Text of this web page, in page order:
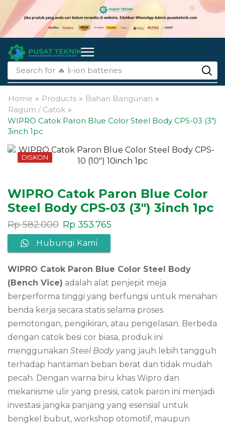
Search for 🔥 li-ion batteries
Home » Products » Bahan Bangunan »
Ragum / Catok »
WIPRO Catok Paron Blue Color Steel Body CPS-03 (3″)
3inch 1pc
DISKON
WIPRO Catok Paron Blue Color
Steel Body CPS-03 (3″) 3inch 1pc
Rp582.000 Rp 353.765
Hubungi Kami
WIPRO Catok Paron Blue Color Steel Body
(Bench Vice) adalah alat penjepit meja
berperforma tinggi yang berfungsi untuk menahan
benda kerja secara statis selama proses
pemotongan, pengikiran, atau pengelasan. Berbeda
dengan catok besi cor biasa, produk ini
menggunakan Steel Bodyyang jauh lebih tangguh
terhadap hantaman beban berat dan tidak mudah
pecah. Dengan warna biru khas Wipro dan
mekanisme ulir yang presisi, catok paron ini menjadi
investasi jangka panjang yang esensial untuk
bengkel bubut, workshop otomotif, maupun